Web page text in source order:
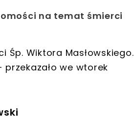
na temat śmierci
Śp. Wiktora Masłowskiego.
przekazało we wtorek